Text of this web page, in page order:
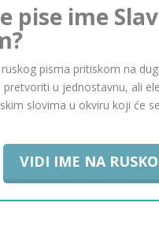
pise ime
pisma pritiskom na
pretvoriti u jednostavnu, ali
slovima u okviru koji će
VIDI IME NA